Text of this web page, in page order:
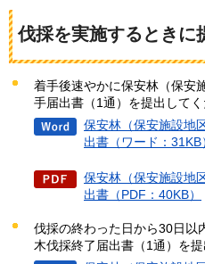
伐採を実施するときに
着手後速やかに保安林（保安
手届出書（1通）を提出してく
保安林（保安施設地
出書（ワード：31KB
保安林（保安施設地
出書（PDF：40KB）
伐採の終わった日から30日以
木伐採終了届出書（1通）を提